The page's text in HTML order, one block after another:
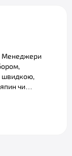
Менеджери
швидкою,
чи